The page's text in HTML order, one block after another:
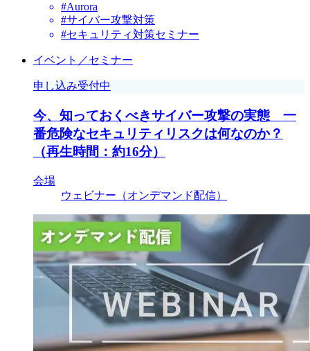
#Aurora
#サイバー攻撃対策
#セキュリティ対策セミナー
イベント／セミナー
申し込み受付中
今、知っておくべきサイバー攻撃の実態 一
番危険なセキュリティリスクは何なのか？
（再生時間：約16分）
会場
ウェビナー（オンデマンド配信）